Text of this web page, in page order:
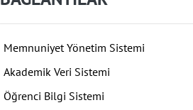
Memnuniyet Yönetim Sistemi
Akademik Veri Sistemi
Öğrenci Bilgi Sistemi